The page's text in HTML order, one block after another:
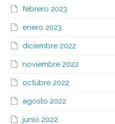
febrero 2023
enero 2023
diciembre 2022
noviembre 2022
octubre 2022
agosto 2022
junio 2022